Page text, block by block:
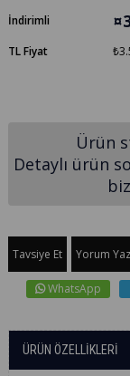
İndirimli
TL Fiyat
Ürün
Detaylı ürün
Tavsiye Et Yorum Yaz
WhatsApp
ÜRÜN ÖZELLIKLERI